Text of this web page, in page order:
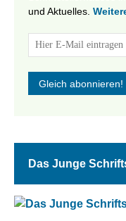
und Aktuelles.
Das Junge